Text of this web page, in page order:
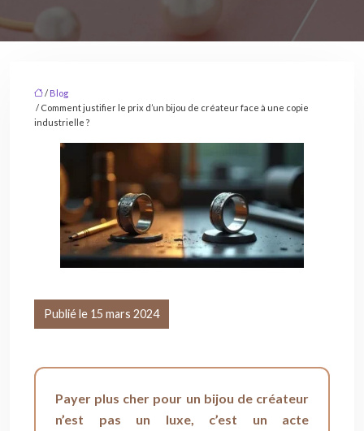
/ Blog
/ Comment justifier le prix d’un bijou de créateur face à une copie
industrielle ?
Publié le 15 mars 2024
Payer plus cher pour un bijou de créateur
n’est pas un luxe, c’est un acte